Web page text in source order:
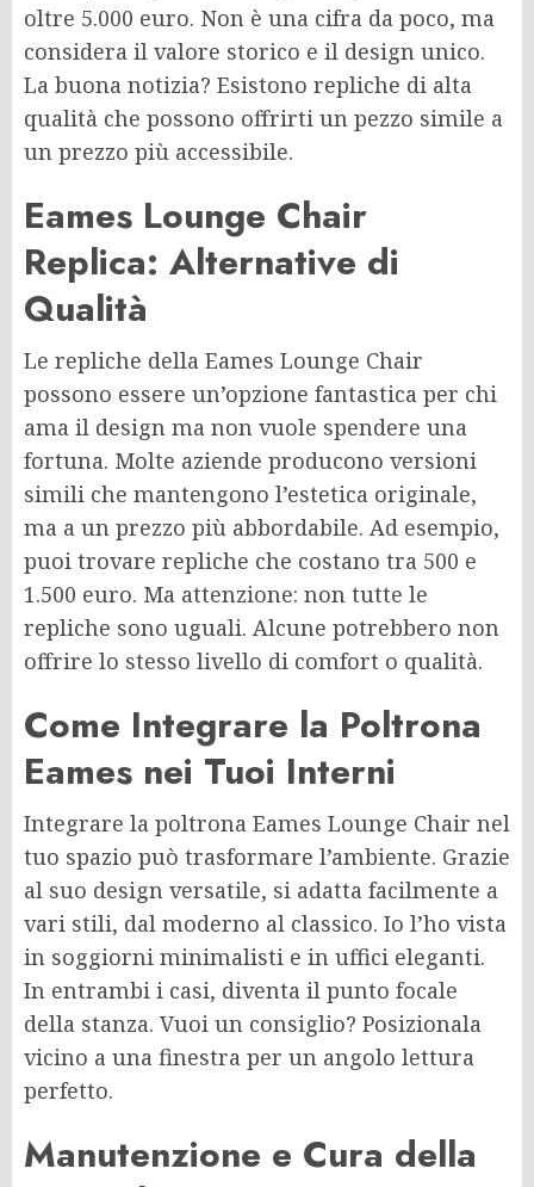
oltre 5.000 euro. Non è una cifra da poco, ma
considera il valore storico e il design unico.
La buona notizia? Esistono repliche di alta
qualità che possono offrirti un pezzo simile a
un prezzo più accessibile.
Eames Lounge Chair
Replica: Alternative di
Qualità
Le repliche della Eames Lounge Chair
possono essere un’opzione fantastica per chi
ama il design ma non vuole spendere una
fortuna. Molte aziende producono versioni
simili che mantengono l’estetica originale,
ma a un prezzo più abbordabile. Ad esempio,
puoi trovare repliche che costano tra 500 e
1.500 euro. Ma attenzione: non tutte le
repliche sono uguali. Alcune potrebbero non
offrire lo stesso livello di comfort o qualità.
Come Integrare la Poltrona
Eames nei Tuoi Interni
Integrare la poltrona Eames Lounge Chair nel
tuo spazio può trasformare l’ambiente. Grazie
al suo design versatile, si adatta facilmente a
vari stili, dal moderno al classico. Io l’ho vista
in soggiorni minimalisti e in uffici eleganti.
In entrambi i casi, diventa il punto focale
della stanza. Vuoi un consiglio? Posizionala
vicino a una finestra per un angolo lettura
perfetto.
Manutenzione e Cura della